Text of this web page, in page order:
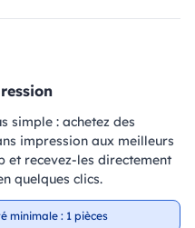
simple : achetez des
impression aux meilleurs
et recevez-les directement
quelques clics.
minimale : 1 pièces